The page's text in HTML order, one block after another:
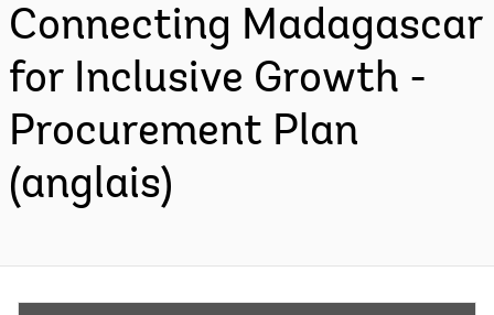
Connecting Madagascar
for Inclusive Growth -
Procurement Plan
(anglais)